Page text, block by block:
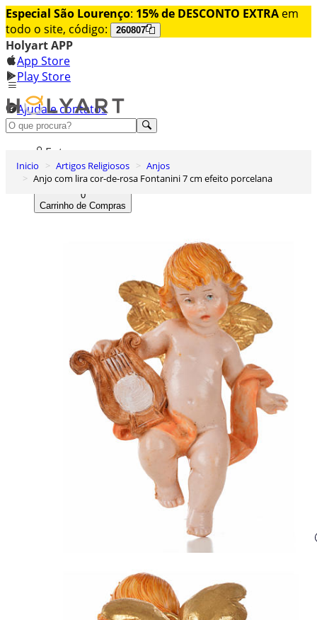
Especial São Lourenço: 15% de DESCONTO EXTRA em
todo o site, código:
260807
Holyart APP
App Store
Play Store
Ajuda e contatos
Conheça premium
Entrar
Lista de Desejos
0
Carrinho de Compras
Inicio Artigos Religiosos
Anjos
Anjo com lira cor-de-rosa Fontanini 7 cm efeito porcelana